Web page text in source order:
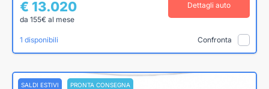
€ 13.020
da 155€ al mese
Dettagli auto
1 disponibili Confronta
SALDI ESTIVI PRONTA CONSEGNA